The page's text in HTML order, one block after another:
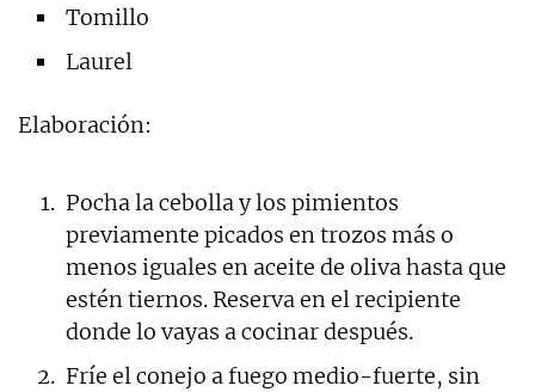
Tomillo
Laurel
Elaboración:
Pocha la cebolla y los pimientos
previamente picados en trozos más o
menos iguales en aceite de oliva hasta que
estén tiernos. Reserva en el recipiente
donde lo vayas a cocinar después.
Fríe el conejo a fuego medio-fuerte, sin